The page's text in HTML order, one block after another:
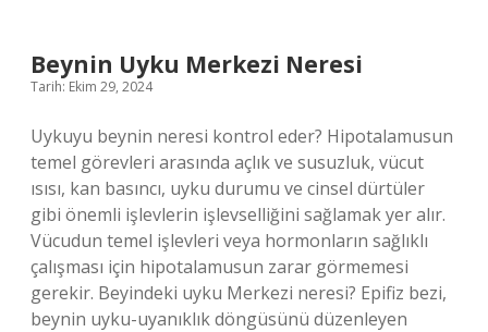
Beynin Uyku Merkezi Neresi
Tarih: Ekim 29, 2024
Uykuyu beynin neresi kontrol eder? Hipotalamusun
temel görevleri arasında açlık ve susuzluk, vücut
ısısı, kan basıncı, uyku durumu ve cinsel dürtüler
gibi önemli işlevlerin işlevselliğini sağlamak yer alır.
Vücudun temel işlevleri veya hormonların sağlıklı
çalışması için hipotalamusun zarar görmemesi
gerekir. Beyindeki uyku Merkezi neresi? Epifiz bezi,
beynin uyku-uyanıklık döngüsünü düzenleyen